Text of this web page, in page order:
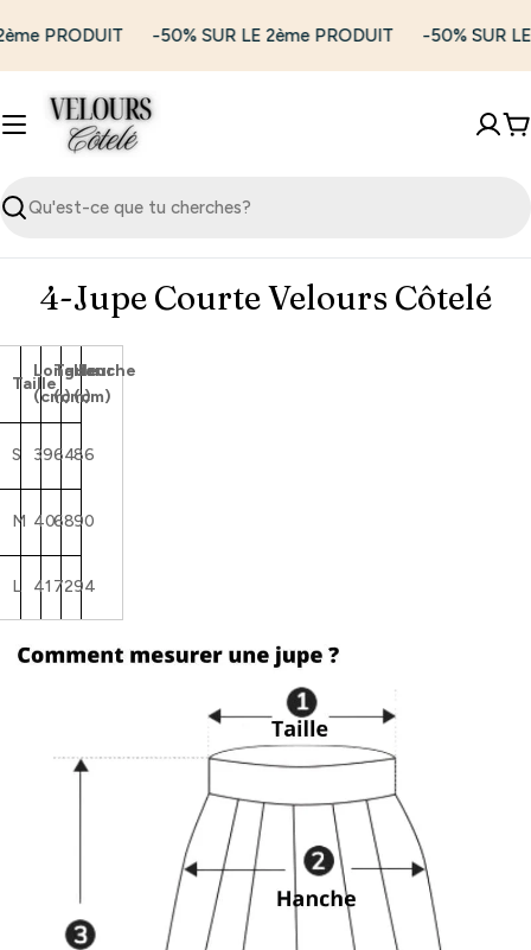
au
contenu
PRODUIT -50% SUR LE 2ème PRODUIT -50% SUR
Recherche
4-Jupe Courte Velours Côtelé
Taille
Longueur
(cm)
Taille
(cm)
Hanche
(cm)
S 396486
M 406890
L 41 7294